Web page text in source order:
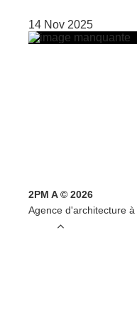
14 Nov 2025
2PM A © 2026
Agence d'architecture
